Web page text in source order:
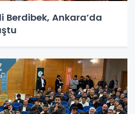
Berdibek, Ankara’da